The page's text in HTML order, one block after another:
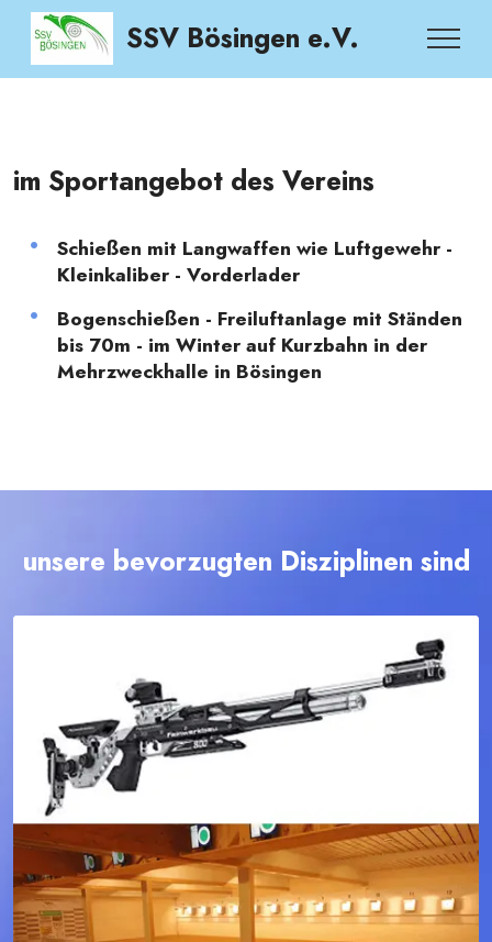
SSV Bösingen e.V.
im Sportangebot des Vereins
Schießen mit Langwaffen wie Luftgewehr -
Kleinkaliber - Vorderlader
Bogenschießen - Freiluftanlage mit Ständen
bis 70m - im Winter auf Kurzbahn in der
Mehrzweckhalle in Bösingen
unsere bevorzugten Disziplinen sind